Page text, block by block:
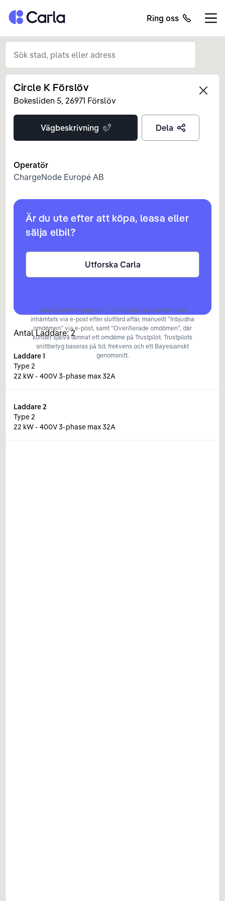
Tillbaka till startsidan Ring oss
Left
Circle K Förslöv
Bokesliden 5, 26971 Förslöv
Vägbeskrivning Dela
Operatör
ChargeNode Europé AB
Är du ute efter att köpa, leasa eller
sälja elbil?
Utforska Carla
Våra omdömen utgörs av ”Verifierade omdömen” som
inhämtats via e-post efter slutförd affär, manuellt ”Inbjudna
omdömen” via e-post, samt ”Overifierade omdömen”, där
kunder själva lämnat ett omdöme på Trustpilot. Trustpilots
snittbetyg baseras på tid, frekvens och ett Bayesianskt
genomsnitt.
Antal Laddare:2
Laddare1
Type 2
22 kW - 400V 3-phase max 32A
Laddare2
Type 2
22 kW - 400V 3-phase max 32A